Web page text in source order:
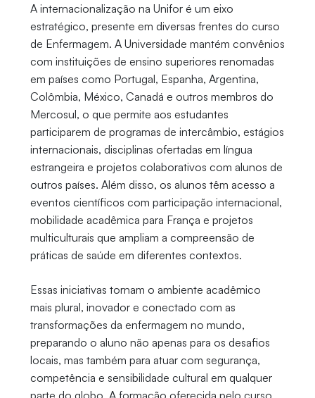
A internacionalização na Unifor é um eixo
estratégico, presente em diversas frentes do curso
de Enfermagem. A Universidade mantém convênios
com instituições de ensino superiores renomadas
em países como Portugal, Espanha, Argentina,
Colômbia, México, Canadá e outros membros do
Mercosul, o que permite aos estudantes
participarem de programas de intercâmbio, estágios
internacionais, disciplinas ofertadas em língua
estrangeira e projetos colaborativos com alunos de
outros países. Além disso, os alunos têm acesso a
eventos científicos com participação internacional,
mobilidade acadêmica para França e projetos
multiculturais que ampliam a compreensão de
práticas de saúde em diferentes contextos.
Essas iniciativas tornam o ambiente acadêmico
mais plural, inovador e conectado com as
transformações da enfermagem no mundo,
preparando o aluno não apenas para os desafios
locais, mas também para atuar com segurança,
competência e sensibilidade cultural em qualquer